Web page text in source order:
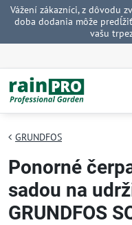
Vážení zákazníci, z dôvodu
doba dodania môže
vašu
GRUNDFOS
Ponorné
sadou na
GRUNDFOS